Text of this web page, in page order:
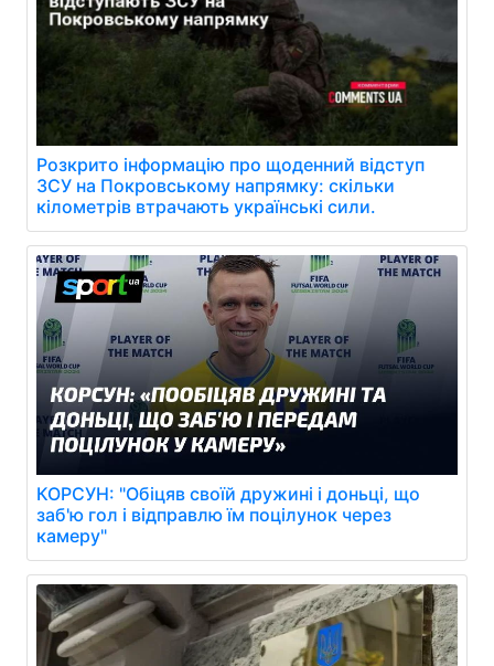
Розкрито інформацію про щоденний відступ
ЗСУ на Покровському напрямку: скільки
кілометрів втрачають українські сили.
КОРСУН: "Обіцяв своїй дружині і доньці, що
заб'ю гол і відправлю їм поцілунок через
камеру"